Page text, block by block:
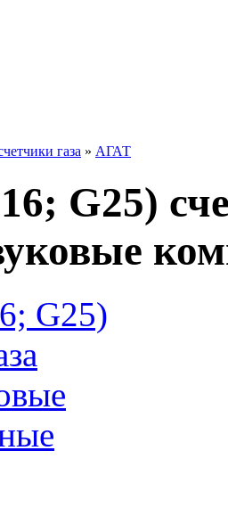
газа » АГАТ
G25)